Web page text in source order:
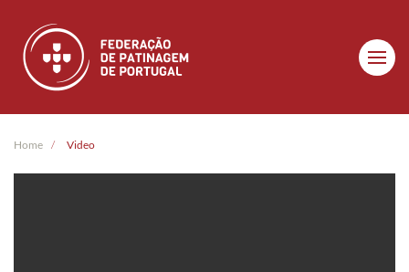
Skip to main content
Home Video